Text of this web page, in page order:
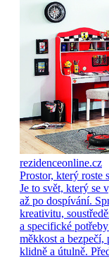
rezidenceonline.cz
Prostor, který roste
Je to svět, který se
až po dospívání.
kreativitu,
a specifické
měkkost a
klidně a útulně.